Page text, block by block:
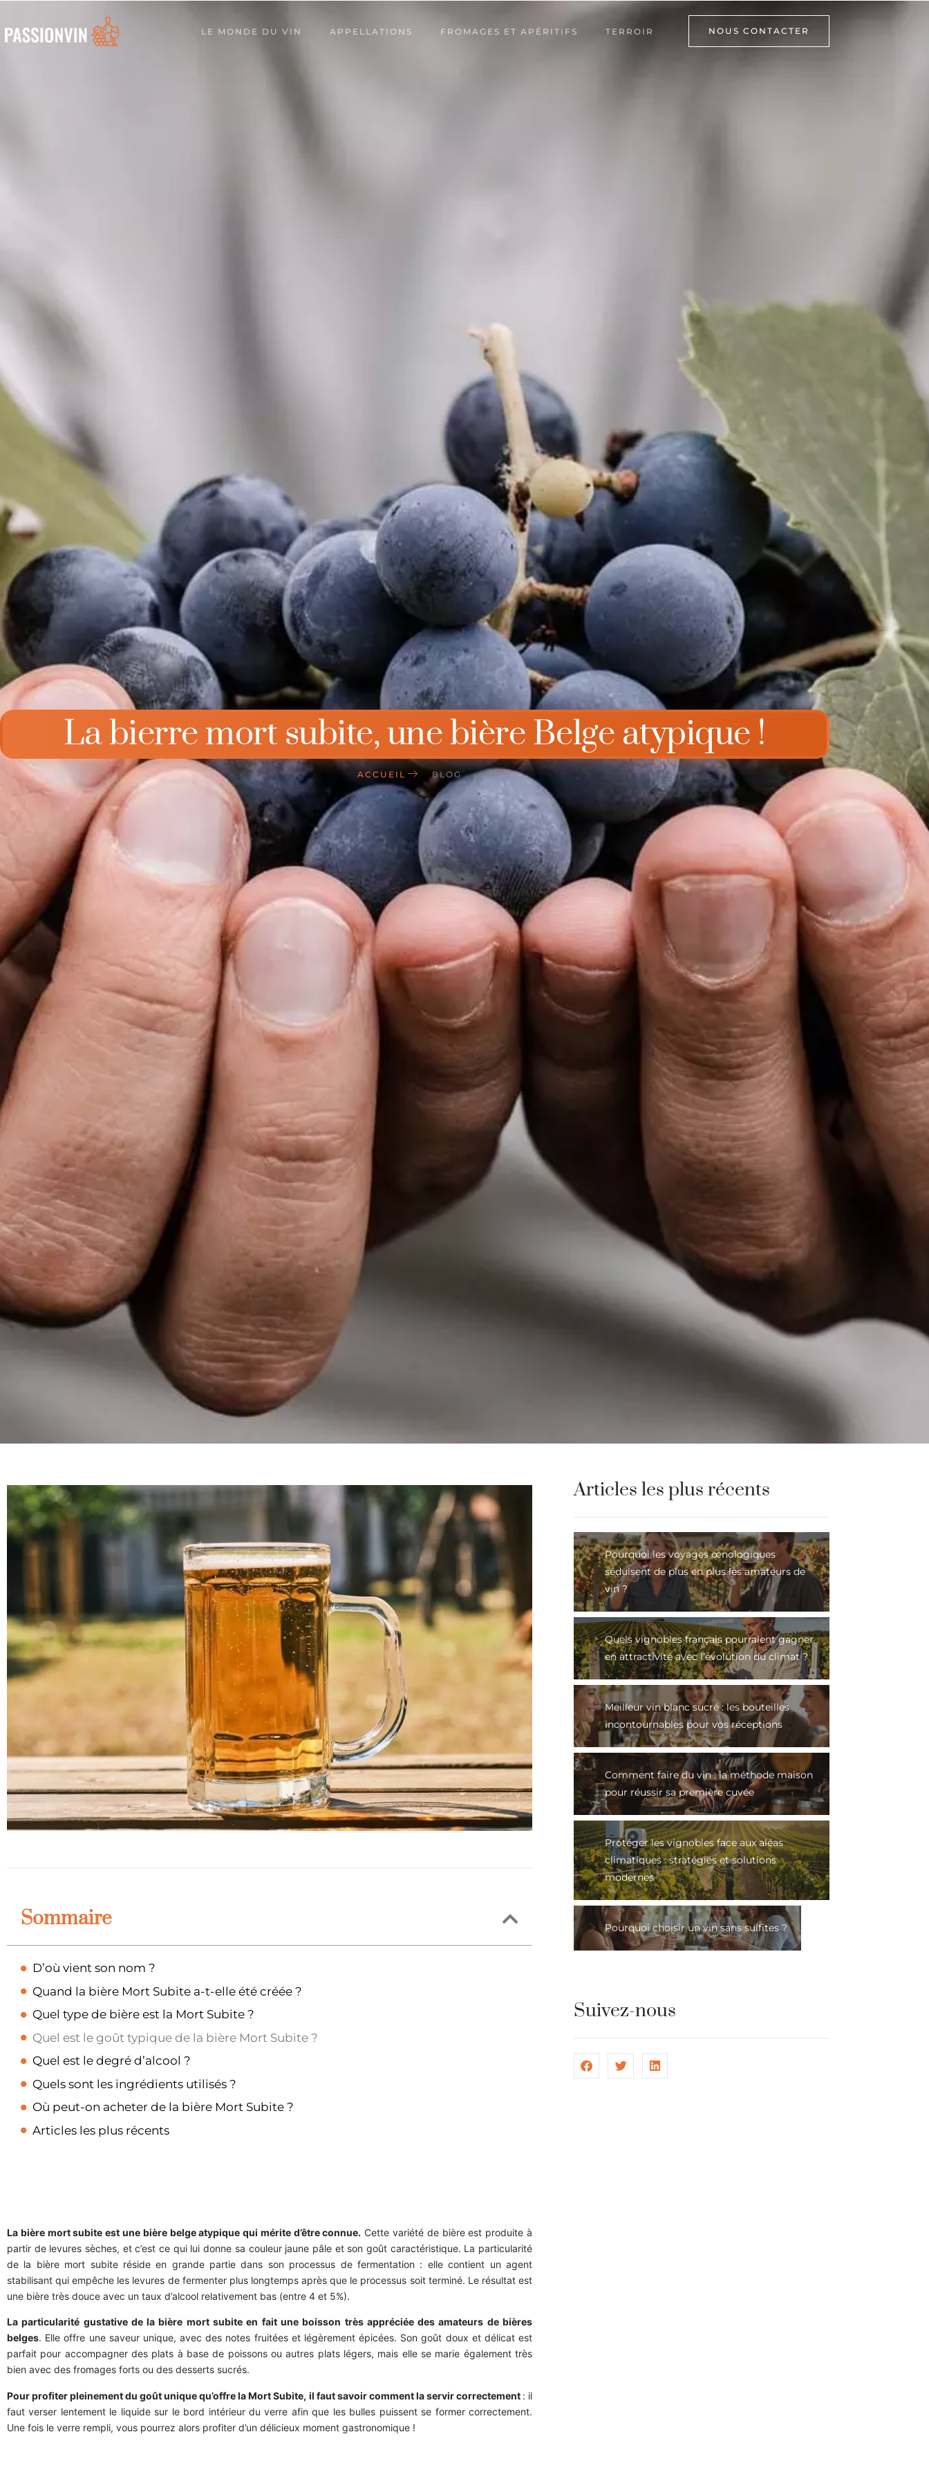
LE MONDE DU VIN APPELLATIONS FROMAGES ET APÉRITIFS TERROIR NOUS CONTACTER
La bierre mort subite, une bière Belge atypique !
ACCUEIL BLOG
Sommaire
D’où vient son nom ?
Quand la bière Mort Subite a-t-elle été créée ?
Quel type de bière est la Mort Subite ?
Quel est le goût typique de la bière Mort Subite ?
Quel est le degré d’alcool ?
Quels sont les ingrédients utilisés ?
Où peut-on acheter de la bière Mort Subite ?
Articles les plus récents
La bière mort subite est une bière belge atypique qui mérite d’être connue. Cette variété de bière est produite à
partir de levures sèches, et c’est ce qui lui donne sa couleur jaune pâle et son goût caractéristique. La particularité
de la bière mort subite réside en grande partie dans son processus de fermentation : elle contient un agent
stabilisant qui empêche les levures de fermenter plus longtemps après que le processus soit terminé. Le résultat est
une bière très douce avec un taux d’alcool relativement bas (entre 4 et 5%).
La particularité gustative de la bière mort subite en fait une boisson très appréciée des amateurs de bières
belges. Elle offre une saveur unique, avec des notes fruitées et légèrement épicées. Son goût doux et délicat est
parfait pour accompagner des plats à base de poissons ou autres plats légers, mais elle se marie également très
bien avec des fromages forts ou des desserts sucrés.
Pour profiter pleinement du goût unique qu’offre la Mort Subite, il faut savoir comment la servir correctement : il
faut verser lentement le liquide sur le bord intérieur du verre afin que les bulles puissent se former correctement.
Une fois le verre rempli, vous pourrez alors profiter d’un délicieux moment gastronomique !
Articles les plus récents
Pourquoi les voyages œnologiques
séduisent de plus en plus les amateurs de
vin ?
Quels vignobles français pourraient gagner
en attractivité avec l’évolution du climat ?
Meilleur vin blanc sucré : les bouteilles
incontournables pour vos réceptions
Comment faire du vin : la méthode maison
pour réussir sa première cuvée
Protéger les vignobles face aux aléas
climatiques : stratégies et solutions
modernes
Pourquoi choisir un vin sans sulfites ?
Suivez-nous